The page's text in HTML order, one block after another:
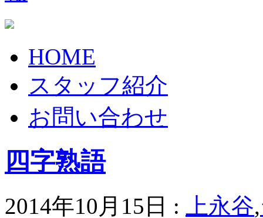
HOME
スタッフ紹介
お問い合わせ
四字熟語
2014年10月15日 : 上永谷,